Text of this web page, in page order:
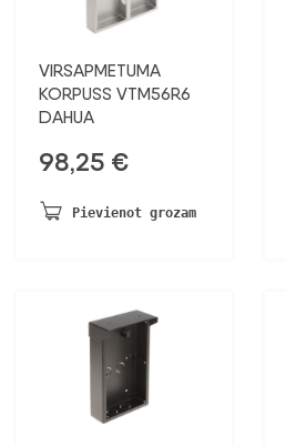
VIRSAPMETUMA
KORPUSS VTM56R6
DAHUA
98,25 €
Pievienot grozam